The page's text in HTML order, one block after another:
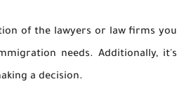
of the lawyers or law firms you
needs. Additionally, it's
a decision.